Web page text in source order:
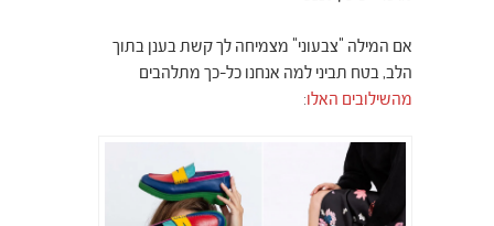
אם המילה "צבעוני" מצמיחה לך קשת בענן בתוך
הלב, בטח תביני למה אנחנו כל-כך מתלהבים
מהשילובים האלו: